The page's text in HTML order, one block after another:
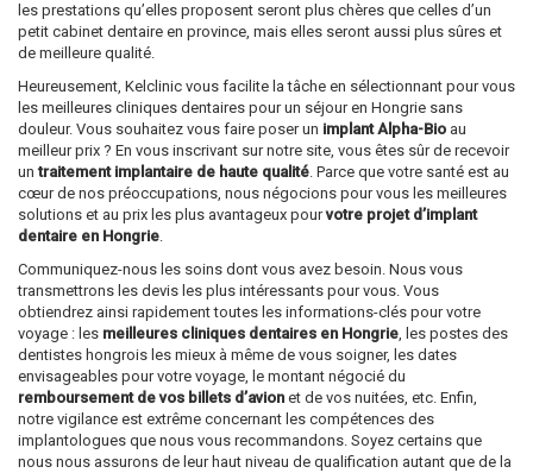
les prestations qu’elles proposent seront plus chères que celles d’un
petit cabinet dentaire en province, mais elles seront aussi plus sûres et
de meilleure qualité.
Heureusement, Kelclinic vous facilite la tâche en sélectionnant pour vous
les meilleures cliniques dentaires pour un séjour en Hongrie sans
douleur. Vous souhaitez vous faire poser un implant Alpha-Bio au
meilleur prix ? En vous inscrivant sur notre site, vous êtes sûr de recevoir
untraitement implantaire de haute qualité. Parce que votre santé est au
cœur de nos préoccupations, nous négocions pour vous les meilleures
solutions et au prix les plus avantageux pourvotre projet d’implant
dentaire en Hongrie.
Communiquez-nous les soins dont vous avez besoin. Nous vous
transmettrons les devis les plus intéressants pour vous. Vous
obtiendrez ainsi rapidement toutes les informations-clés pour votre
voyage : les meilleures cliniques dentaires en Hongrie, les postes des
dentistes hongrois les mieux à même de vous soigner, les dates
envisageables pour votre voyage, le montant négocié du
remboursement de vos billets d’avion et de vos nuitées, etc. Enfin,
notre vigilance est extrême concernant les compétences des
implantologues que nous vous recommandons. Soyez certains que
nous nous assurons de leur haut niveau de qualification autant que de la